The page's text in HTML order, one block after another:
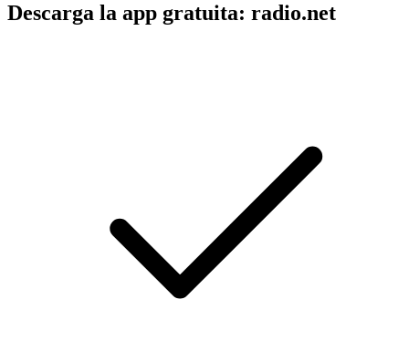
Descarga la app gratuita: radio.net